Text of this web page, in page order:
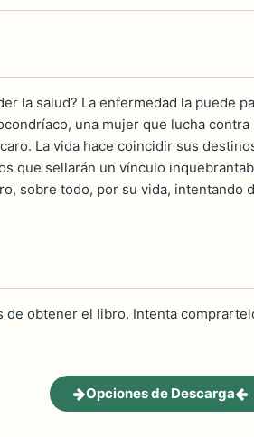
la salud? La enfermedad la puede
una mujer que lucha
La vida hace coincidir sus
que sellarán un vínculo
sobre todo, por su vida, intentando
de obtener el libro. Intenta
Opciones de Descarga